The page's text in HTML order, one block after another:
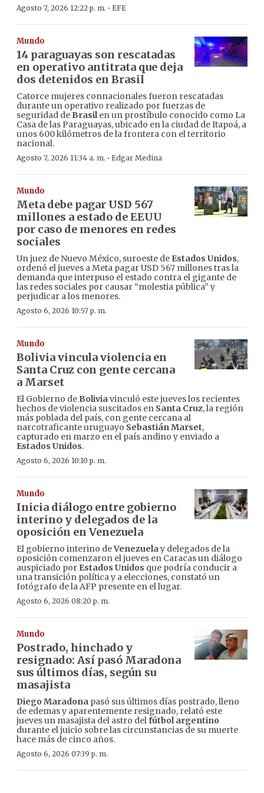
Agosto 7, 2026 12:22 p. m. · EFE
Mundo
14 paraguayas son rescatadas
en operativo antitrata que deja
dos detenidos en Brasil
Catorce mujeres connacionales fueron rescatadas
durante un operativo realizado por fuerzas de
seguridad de Brasilen un prostíbulo conocido como La
Casa de las Paraguayas, ubicado en la ciudad de Itapoá, a
unos 600 kilómetros de la frontera con el territorio
nacional.
Agosto 7, 2026 11:34 a. m. · Edgar Medina
Mundo
Meta debe pagar USD 567
millones a estado de EEUU
por caso de menores en redes
sociales
Un juez de Nuevo México, suroeste de Estados Unidos,
ordenó el jueves a Meta pagar USD 567 millones tras la
demanda que interpuso el estado contra el gigante de
las redes sociales por causar “molestia pública” y
perjudicar a los menores.
Agosto 6, 2026 10:57 p. m.
Mundo
Bolivia vincula violencia en
Santa Cruz con gente cercana
a Marset
El Gobierno de Boliviavinculó este jueves los recientes
hechos de violencia suscitados en Santa Cruz, la región
más poblada del país, con gente cercana al
narcotraficante uruguayo Sebastián Marset,
capturado en marzo en el país andino y enviado a
Estados Unidos.
Agosto 6, 2026 10:10 p. m.
Mundo
Inicia diálogo entre gobierno
interino y delegados de la
oposición en Venezuela
El gobierno interino deVenezuelay delegados de la
oposición comenzaron el jueves en Caracas un diálogo
auspiciado por Estados Unidos que podría conducir a
una transición política y a elecciones, constató un
fotógrafo de la AFP presente en el lugar.
Agosto 6, 2026 08:20 p. m.
Mundo
Postrado, hinchado y
resignado: Así pasó Maradona
sus últimos días, según su
masajista
Diego Maradona pasó sus últimos días postrado, lleno
de edemas y aparentemente resignado, relató este
jueves un masajista del astro delfútbol argentino
durante el juicio sobre las circunstancias de su muerte
hace más de cinco años.
Agosto 6, 2026 07:39 p. m.